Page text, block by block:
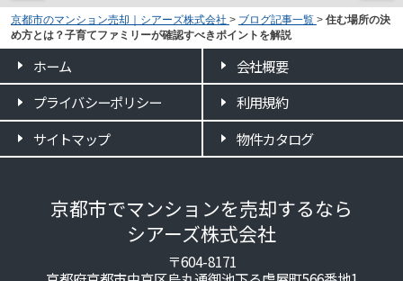
京都市のマンション売却｜シアーズ株式会社 > ブログ記事一覧 > 住む場所の決
め方とは？子育てファミリーが確認すべきポイントを解説
ホーム
会社概要
プライバシーポリシー
利用規約
サイトマップ
物件カタログ
京都市でマンションを売却するなら
シアーズ株式会社
〒604-8171